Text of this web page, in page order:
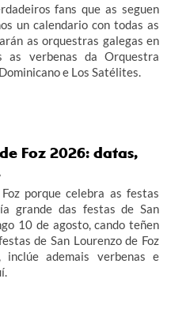
fans que as seguen
un calendario con todas as
as orquestras galegas en
verbenas da Orquestra
e Los Satélites.
Foz 2026: datas,
porque celebra as festas
grande das festas de San
10 de agosto, cando teñen
de San Lourenzo de Foz
ademais verbenas e